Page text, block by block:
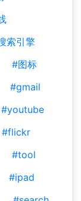
索引擎
#图标
#gmail
#youtube
#flickr
#tool
#ipad